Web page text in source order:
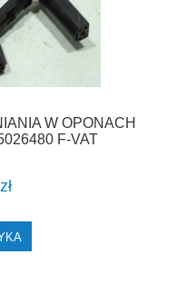
W OPONACH
F-VAT